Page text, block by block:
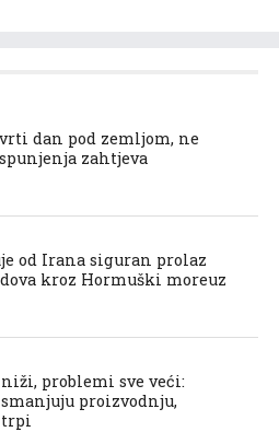
dan pod zemljom, ne
zahtjeva
od Irana siguran prolaz
kroz Hormuški moreuz
niži, problemi sve veći:
proizvodnju,